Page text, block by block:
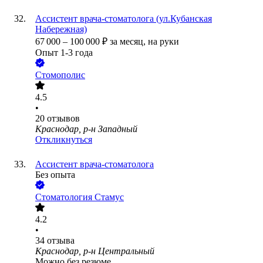
Ассистент врача-стоматолога (ул.Кубанская
Набережная)
67 000 – 100 000 ₽ за месяц, на руки
Опыт 1-3 года
Стомополис
4.5
•
20 отзывов
Краснодар, р-н Западный
Откликнуться
Ассистент врача-стоматолога
Без опыта
Стоматология Стамус
4.2
•
34 отзыва
Краснодар, р-н Центральный